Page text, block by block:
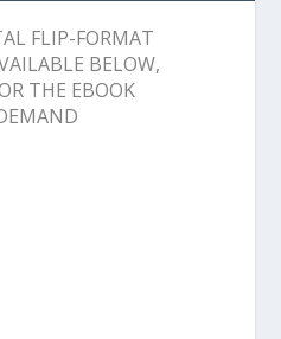
FLIP-FORMAT
BELOW,
THE EBOOK